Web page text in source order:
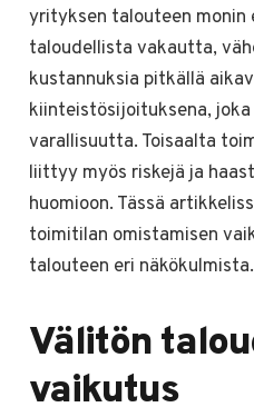
yrityksen talouteen monin
taloudellista vakautta,
kustannuksia pitkällä
kiinteistösijoituksena,
varallisuutta. Toisaalta
liittyy myös riskejä ja
huomioon. Tässä
toimitilan omistamisen
talouteen eri näkökulmista.
Välitön
vaikutus